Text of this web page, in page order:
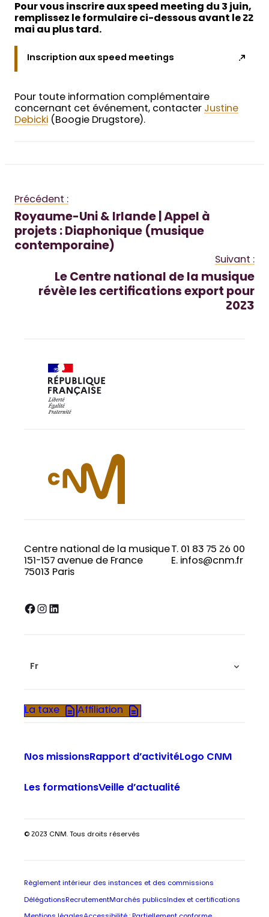
Pour vous inscrire aux speed meeting du 3 juin,
remplissez le formulaire ci-dessous avant le 22
mai au plus tard.
Inscription aux speed meetings
Pour toute information complémentaire
concernant cet événement, contacter Justine
Debicki (Boogie Drugstore).
Précédent :
Royaume-Uni & Irlande | Appel à
projets : Diaphonique (musique
contemporaine)
Suivant :
Le Centre national de la musique
révèle les certifications export pour
2023
Centre national de la musique
151-157 avenue de France
75013 Paris
T. 01 83 75 26 00
E. infos@cnm.fr
Facebook InstagramLinkedIn
Fr
La taxe Affiliation
Nos missionsRapport d’activitéLogo CNM
Les formationsVeille d’actualité
© 2023 CNM. Tous droits réservés
Règlement intérieur des instances et des commissions
Délégations RecrutementMarchés publics Index et certifications